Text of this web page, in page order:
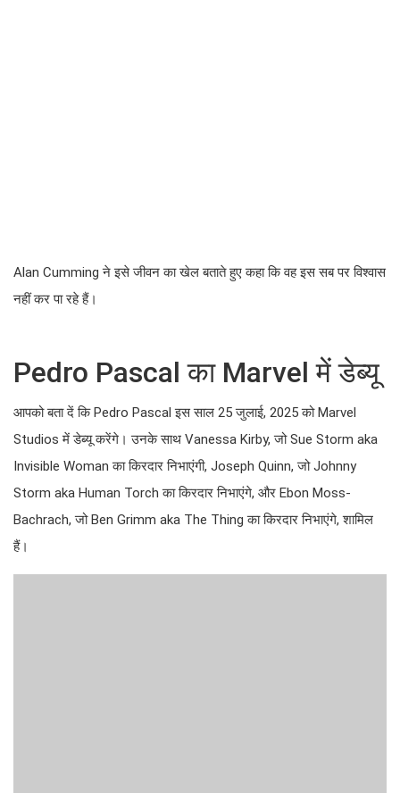
Alan Cumming ने इसे जीवन का खेल बताते हुए कहा कि वह इस सब पर विश्वास
नहीं कर पा रहे हैं।
Pedro Pascal का Marvel में डेब्यू
आपको बता दें कि Pedro Pascal इस साल 25 जुलाई, 2025 को Marvel
Studios में डेब्यू करेंगे। उनके साथ Vanessa Kirby, जो Sue Storm aka
Invisible Woman का किरदार निभाएंगी, Joseph Quinn, जो Johnny
Storm aka Human Torch का किरदार निभाएंगे, और Ebon Moss-
Bachrach, जो Ben Grimm aka The Thing का किरदार निभाएंगे, शामिल
हैं।